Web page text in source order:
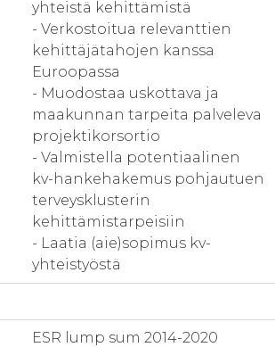
yhteistä kehittämistä
- Verkostoitua relevanttien
kehittäjätahojen kanssa
Euroopassa
- Muodostaa uskottava ja
maakunnan tarpeita palveleva
projektikorsortio
- Valmistella potentiaalinen
kv-hankehakemus pohjautuen
terveysklusterin
kehittämistarpeisiin
- Laatia (aie)sopimus kv-
yhteistyöstä
ESR lump sum 2014-2020